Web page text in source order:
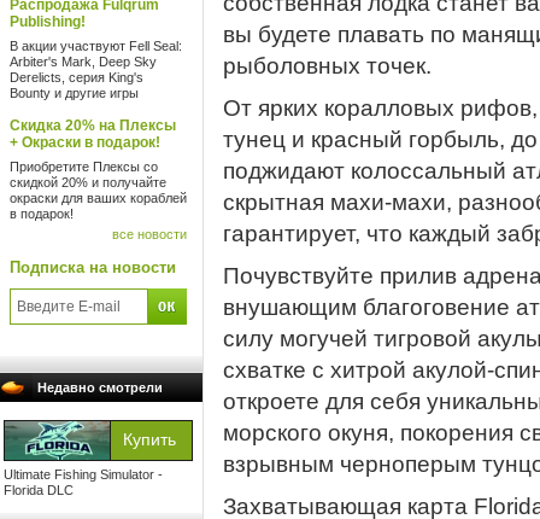
Распродажа Fulqrum
Publishing!
В акции участвуют Fell Seal:
Arbiter's Mark, Deep Sky
Derelicts, серия King's
Bounty и другие игры
Скидка 20% на Плексы
+ Окраски в подарок!
Приобретите Плексы со
скидкой 20% и получайте
окраски для ваших кораблей
в подарок!
все новости
Подписка на новости
Недавно смотрели
Ultimate Fishing Simulator -
Florida DLC
вы будете плавать по
рыболовных точек.
От ярких коралловых
тунец и красный горбыль,
поджидают колоссальный
скрытная махи-махи,
гарантирует, что каждый
Почувствуйте прилив
внушающим благоговение
силу могучей тигровой
схватке с хитрой акулой-
откроете для себя
морского окуня, покорения
взрывным черноперым
Захватывающая карта